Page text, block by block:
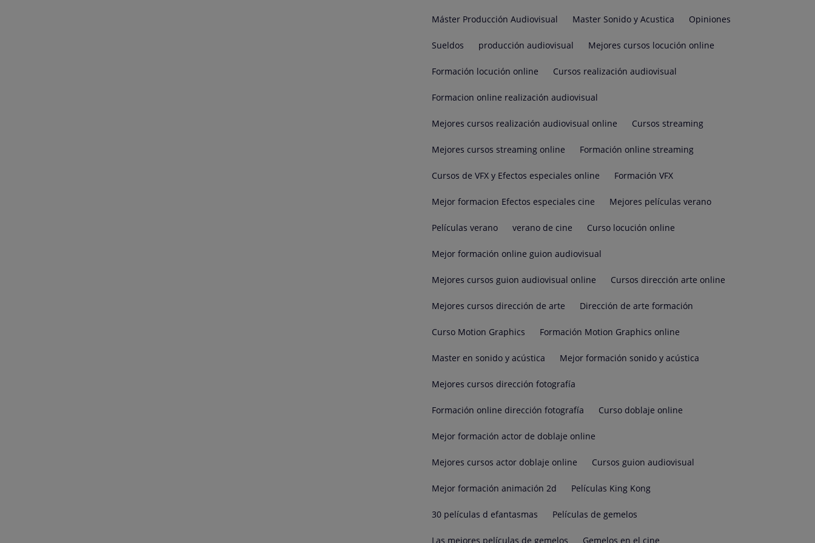
Máster Producción Audiovisual Master Sonido y Acustica Opiniones
Sueldos producción audiovisual Mejores cursos locución online
Formación locución online Cursos realización audiovisual
Formacion online realización audiovisual
Mejores cursos realización audiovisual online Cursos streaming
Mejores cursos streaming online Formación online streaming
Cursos de VFX y Efectos especiales online Formación VFX
Mejor formacion Efectos especiales cine Mejores películas verano
Películas verano verano de cine Curso locución online
Mejor formación online guion audiovisual
Mejores cursos guion audiovisual online Cursos dirección arte online
Mejores cursos dirección de arte Dirección de arte formación
Curso Motion Graphics Formación Motion Graphics online
Master en sonido y acústica Mejor formación sonido y acústica
Mejores cursos dirección fotografía
Formación online dirección fotografía Curso doblaje online
Mejor formación actor de doblaje online
Mejores cursos actor doblaje online Cursos guion audiovisual
Mejor formación animación 2d Películas King Kong
30 películas d efantasmas Películas de gemelos
Las mejores películas de gemelos Gemelos en el cine